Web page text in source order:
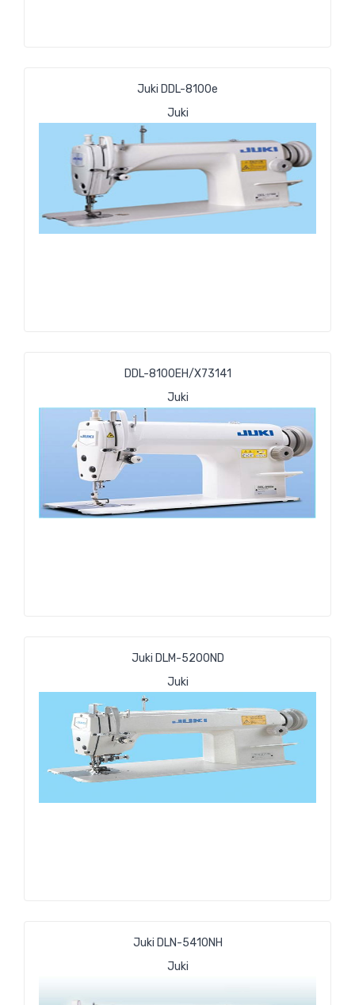
Juki DDL-8100е
Juki
DDL-8100EH/X73141
Juki
Juki DLM-5200ND
Juki
Juki DLN-5410NH
Juki